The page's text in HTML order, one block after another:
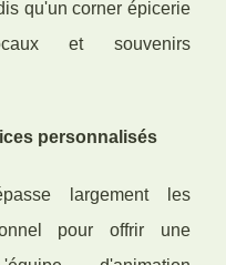
qu'un corner épicerie
et souvenirs
personnalisés
largement les
pour offrir une